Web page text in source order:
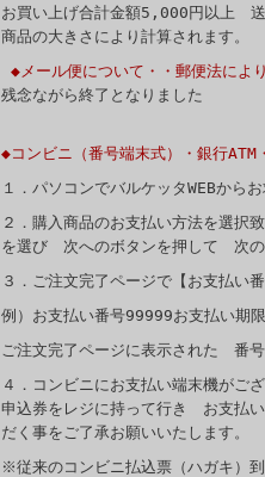
お買い上げ合計金額5,000円以上
商品の大きさにより計算されます。
◆メール便について・・郵便法により
残念ながら終了となりました
◆コンビニ（番号端末式）・銀行ATM
１．パソコンでバルケッタWEBから
２．購入商品のお支払い方法を選択
を選び 次へのボタンを押して 次の
３．ご注文完了ページで【お支払い
例）お支払い番号99999お支払い期
ご注文完了ページに表示された 番号
４．コンビニにお支払い端末機が
申込券をレジに持って行き お支払
だく事をご了承お願いいたします。
※従来のコンビニ払込票（ハガキ）